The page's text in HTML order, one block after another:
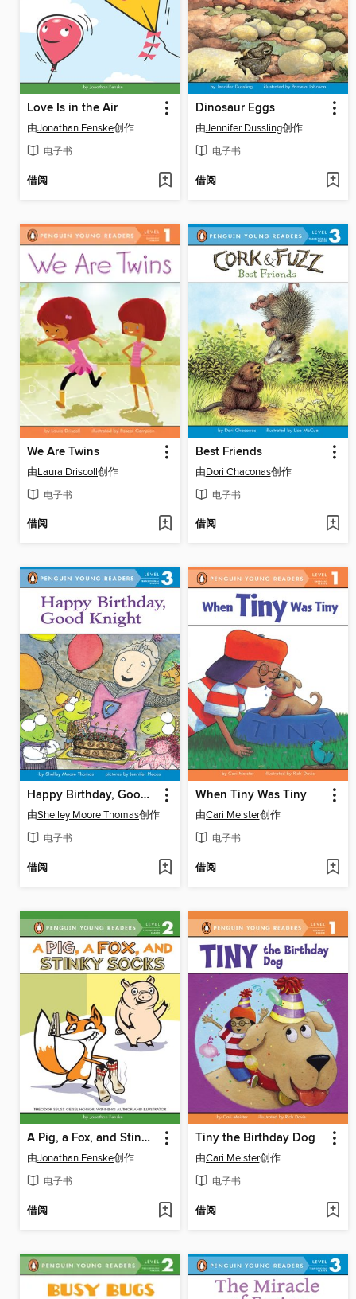
Love Is in the Air
由Jonathan Fenske创作
电子书
借阅
Dinosaur Eggs
由Jennifer Dussling创作
电子书
借阅
We Are Twins
由Laura Driscoll创作
电子书
借阅
Best Friends
由Dori Chaconas创作
电子书
借阅
Happy Birthday, Good Knight
由Shelley Moore Thomas创作
电子书
借阅
When Tiny Was Tiny
由Cari Meister创作
电子书
借阅
A Pig, a Fox, and Stinky Socks
由Jonathan Fenske创作
电子书
借阅
Tiny the Birthday Dog
由Cari Meister创作
电子书
借阅